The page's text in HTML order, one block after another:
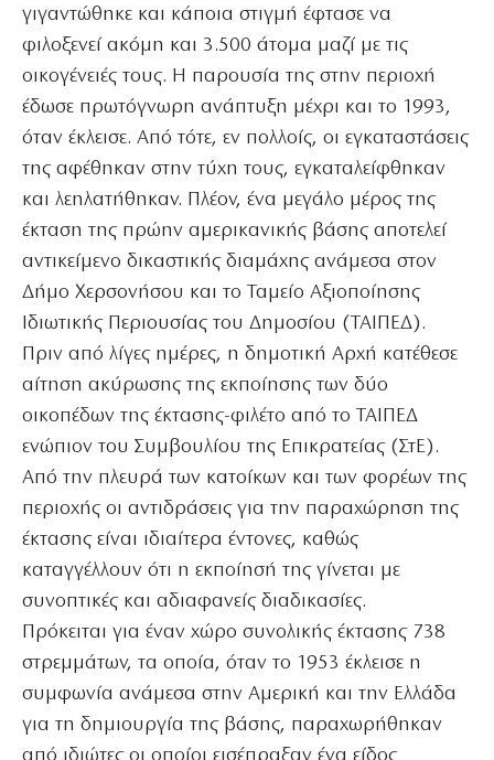
γιγαντώθηκε και κάποια στιγμή έφτασε να
φιλοξενεί ακόμη και 3.500 άτομα μαζί με τις
οικογένειές τους. Η παρουσία της στην περιοχή
έδωσε πρωτόγνωρη ανάπτυξη μέχρι και το 1993,
όταν έκλεισε. Από τότε, εν πολλοίς, οι εγκαταστάσεις
της αφέθηκαν στην τύχη τους, εγκαταλείφθηκαν
και λεηλατήθηκαν. Πλέον, ένα μεγάλο μέρος της
έκταση της πρώην αμερικανικής βάσης αποτελεί
αντικείμενο δικαστικής διαμάχης ανάμεσα στον
Δήμο Χερσονήσου και το Ταμείο Αξιοποίησης
Ιδιωτικής Περιουσίας του Δημοσίου (ΤΑΙΠΕΔ).
Πριν από λίγες ημέρες, η δημοτική Αρχή κατέθεσε
αίτηση ακύρωσης της εκποίησης των δύο
οικοπέδων της έκτασης-φιλέτο από το ΤΑΙΠΕΔ
ενώπιον του Συμβουλίου της Επικρατείας (ΣτΕ).
Από την πλευρά των κατοίκων και των φορέων της
περιοχής οι αντιδράσεις για την παραχώρηση της
έκτασης είναι ιδιαίτερα έντονες, καθώς
καταγγέλλουν ότι η εκποίησή της γίνεται με
συνοπτικές και αδιαφανείς διαδικασίες.
Πρόκειται για έναν χώρο συνολικής έκτασης 738
στρεμμάτων, τα οποία, όταν το 1953 έκλεισε η
συμφωνία ανάμεσα στην Αμερική και την Ελλάδα
για τη δημιουργία της βάσης, παραχωρήθηκαν
από ιδιώτες οι οποίοι εισέπραξαν ένα είδος